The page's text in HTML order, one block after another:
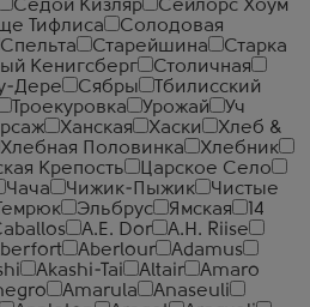
Седой Кизляр
Сейлорс Хоум
Тифлиса
Солодовая
Спельта Старейшина
Старка
Кенигсберг
Столичная
Дере Сябры
Тбилисский
Троекуровка Урожай
Уч
Ханская Хаски
Хлеб &
Хлебная Половинка
Хлебник
Крепость
Царское Село
Чача Чижик-Пыжик
Чистые
Эльбрус Ямская
14
A.E. Dor
A.H. Riise
Aberlour
Adamus
Akashi-Tai Altair
Amaro
Amarula
Anaseuli